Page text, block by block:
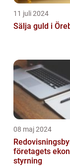
11 juli 2024
Sälja guld i
08 maj 2024
företagets
styrning